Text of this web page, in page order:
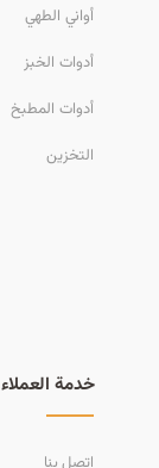
أواني الطهي
أدوات الخبز
أدوات المطبخ
التخزين
خدمة العملاء
اتصل بنا